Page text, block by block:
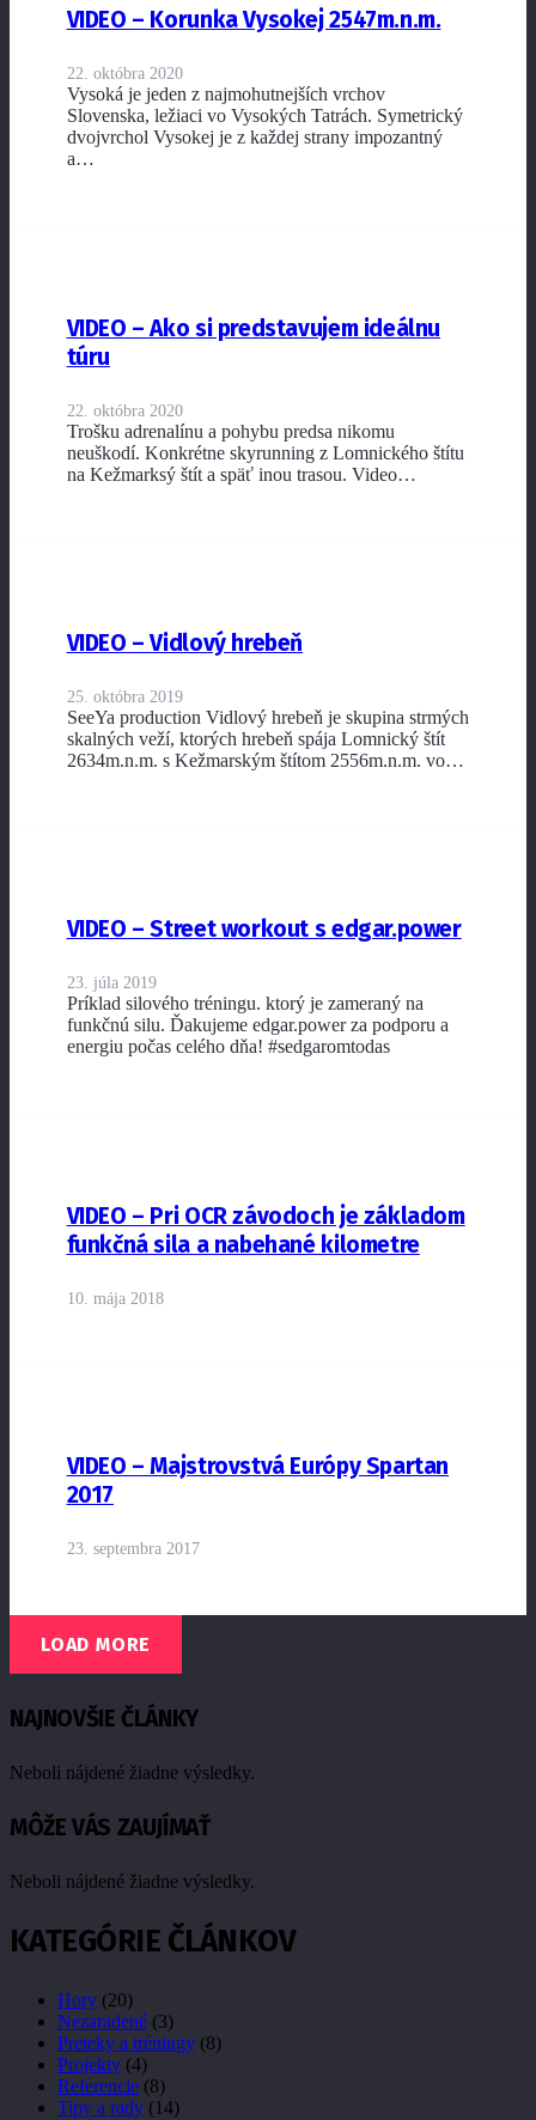
VIDEO – Korunka Vysokej 2547m.n.m.
22. októbra 2020
Vysoká je jeden z najmohutnejších vrchov
Slovenska, ležiaci vo Vysokých Tatrách. Symetrický
dvojvrchol Vysokej je z každej strany impozantný
a…
VIDEO – Ako si predstavujem ideálnu
túru
22. októbra 2020
Trošku adrenalínu a pohybu predsa nikomu
neuškodí. Konkrétne skyrunning z Lomnického štítu
na Kežmarksý štít a späť inou trasou. Video…
VIDEO – Vidlový hrebeň
25. októbra 2019
SeeYa production Vidlový hrebeň je skupina strmých
skalných veží, ktorých hrebeň spája Lomnický štít
2634m.n.m. s Kežmarským štítom 2556m.n.m. vo…
VIDEO – Street workout s edgar.power
23. júla 2019
Príklad silového tréningu. ktorý je zameraný na
funkčnú silu. Ďakujeme edgar.power za podporu a
energiu počas celého dňa! #sedgaromtodas
VIDEO – Pri OCR závodoch je základom
funkčná sila a nabehané kilometre
10. mája 2018
VIDEO – Majstrovstvá Európy Spartan
2017
23. septembra 2017
LOAD MORE
NAJNOVŠIE ČLÁNKY
Neboli nájdené žiadne výsledky.
MÔŽE VÁS ZAUJÍMAŤ
Neboli nájdené žiadne výsledky.
KATEGÓRIE ČLÁNKOV
Hory (20)
Nezaradené (3)
Preteky a tréningy (8)
Projekty (4)
Referencie (8)
Tipy a rady (14)